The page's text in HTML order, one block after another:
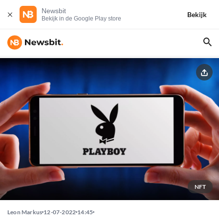
Newsbit
Bekijk in de Google Play store
Bekijk
NFT
Leon Markus 12-07-2022 14:45